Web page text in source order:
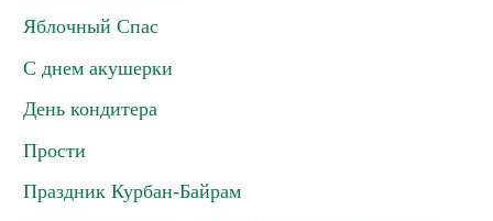
Яблочный Спас
С днем акушерки
День кондитера
Прости
Праздник Курбан-Байрам